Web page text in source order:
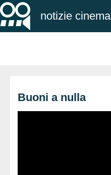
notizie cinema
Buoni a nulla